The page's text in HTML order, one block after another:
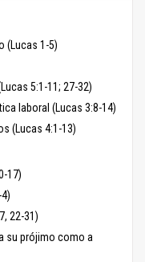
(Lucas 1-5)
5:1-11; 27-32)
laboral (Lucas 3:8-14)
(Lucas 4:1-13)
17)
22-31)
su prójimo como a